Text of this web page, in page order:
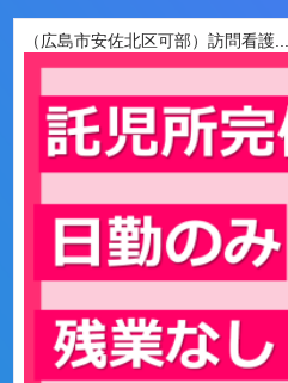
（広島市安佐北区可部）訪問看護...